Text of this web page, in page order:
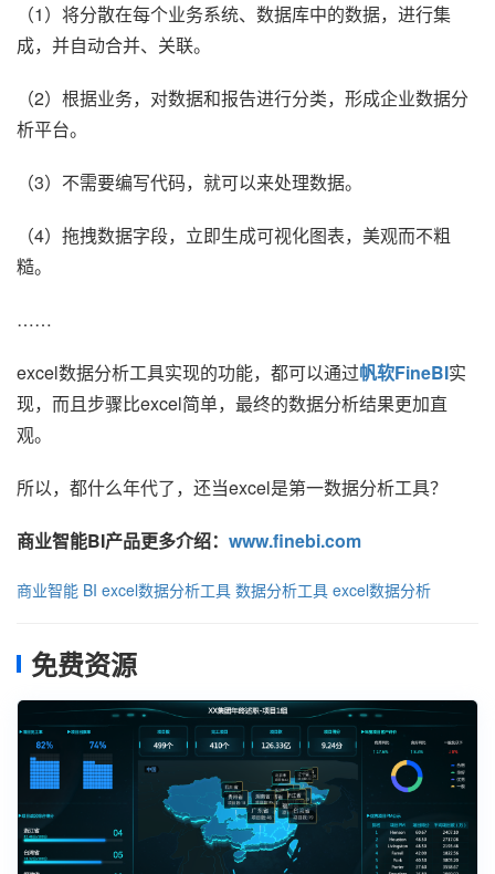
（1）将分散在每个业务系统、数据库中的数据，进行集
成，并自动合并、关联。
（2）根据业务，对数据和报告进行分类，形成企业数据分
析平台。
（3）不需要编写代码，就可以来处理数据。
（4）拖拽数据字段，立即生成可视化图表，美观而不粗
糙。
……
excel数据分析工具实现的功能，都可以通过帆软FineBI实
现，而且步骤比excel简单，最终的数据分析结果更加直
观。
所以，都什么年代了，还当excel是第一数据分析工具？
商业智能BI产品更多介绍： www.finebi.com
商业智能 BI excel数据分析工具 数据分析工具 excel数据分析
免费资源